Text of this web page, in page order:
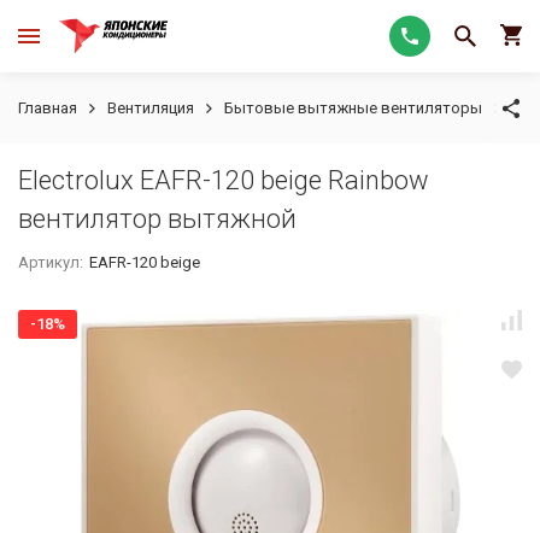
Главная Вентиляция Бытовые вытяжные вентиляторы
Electrolux EAFR-120 beige Rainbow
вентилятор вытяжной
Артикул: EAFR-120 beige
-18%